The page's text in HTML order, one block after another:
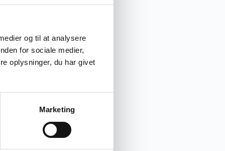
og til at analysere
for sociale medier,
oplysninger, du har givet
Marketing